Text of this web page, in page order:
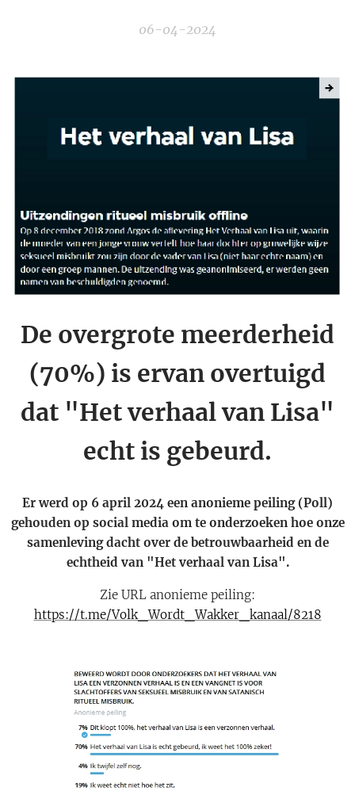
06-04-2024
De overgrote meerderheid
(70%) is ervan overtuigd
dat "Het verhaal van Lisa"
echt is gebeurd.
Er werd op 6 april 2024 een anonieme peiling (Poll)
gehouden op social media om te onderzoeken hoe onze
samenleving dacht over de betrouwbaarheid en de
echtheid van "Het verhaal van Lisa".
Zie URL anonieme peiling:
https://t.me/Volk_Wordt_Wakker_kanaal/8218